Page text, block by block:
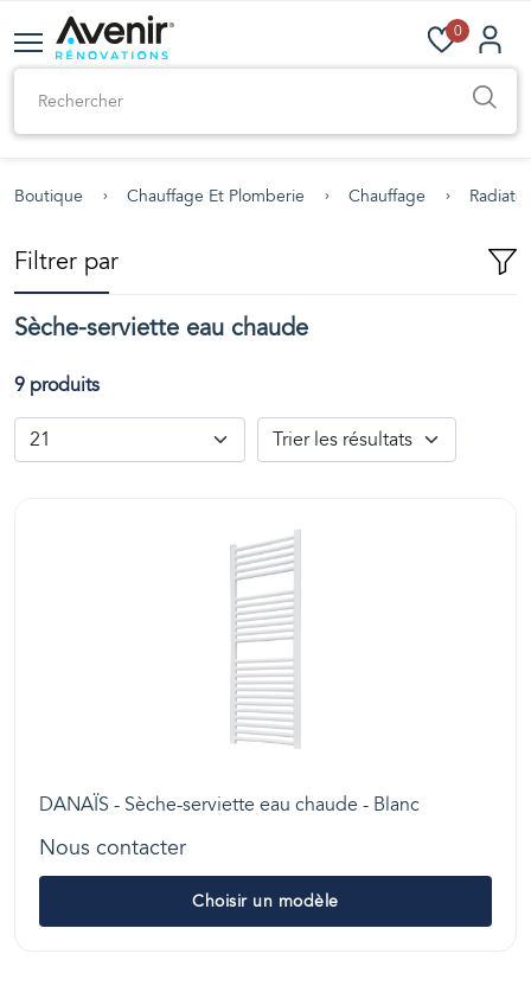
0
Boutique Chauffage Et Plomberie Chauffage
Filtrer par
Sèche-serviette eau chaude
9 produits
DANAÏS - Sèche-serviette eau chaude - Blanc
Nous contacter
Choisir un modèle